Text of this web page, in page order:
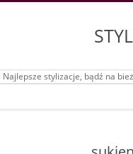
Najlepsze stylizacje, bądź na